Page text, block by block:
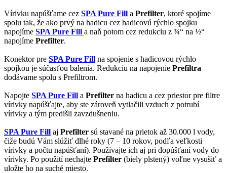
Vírivku napúšťame cez SPA Pure Fill a Prefilter, ktoré spojíme
spolu tak, že ako prvý na hadicu cez hadicovú rýchlo spojku
napojíme SPA Pure Fill a naň potom cez redukciu z ¾“ na ½“
napojíme Prefilter.
Konektor pre SPA Pure Fill na spojenie s hadicovou rýchlo
spojkou je súčasťou balenia. Redukciu na napojenie Prefiltra
dodávame spolu s Prefiltrom.
Napojte SPA Pure Fill a Prefilter na hadicu a cez priestor pre filtre
vírivky napúšťajte, aby ste zároveň vytlačili vzduch z potrubí
vírivky a tým predišli zavzdušneniu.
SPA Pure Fill aj Prefilter sú stavané na prietok až 30.000 l vody,
čiže budú Vám slúžiť dlhé roky (7 – 10 rokov, podľa veľkosti
vírivky a počtu napúšťaní). Používajte ich aj pri dopúšťaní vody do
vírivky. Po použití nechajte Prefilter (biely plstený) voľne vysušiť a
uložte ho na suché miesto.